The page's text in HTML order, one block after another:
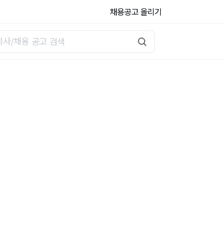
채용공고 올리기